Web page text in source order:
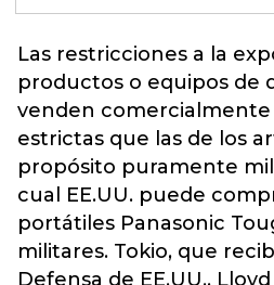
Las restricciones a la
productos o equipos de
venden comercialmente
estrictas que las de los
propósito puramente
cual EE.UU. puede
portátiles Panasonic
militares. Tokio, que
Defensa de EE.UU.,